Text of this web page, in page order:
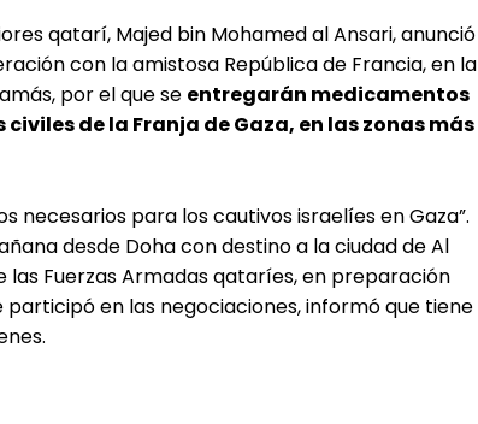
qatarí, Majed bin Mohamed al Ansari, anunció
con la amistosa República de Francia, en la
por el que se entregarán medicamentos
de la Franja de Gaza, en las zonas más
necesarios para los cautivos israelíes en Gaza”.
desde Doha con destino a la ciudad de Al
las Fuerzas Armadas qataríes, en preparación
en las negociaciones, informó que tiene